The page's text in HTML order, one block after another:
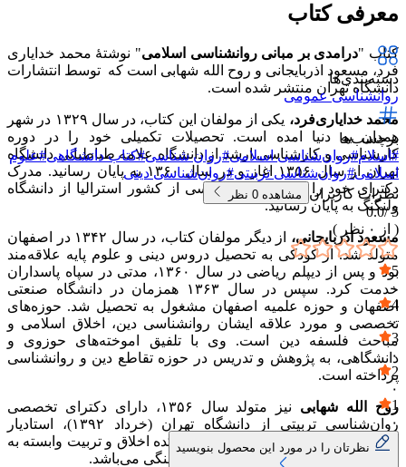
معرفی کتاب
کتاب "درامدی بر مبانی روانشناسی اسلامی" نوشتهٔ محمد خدایاری
فرد، مسعود اذربایجانی و روح الله شهابی است که توسط انتشارات
دانشگاه تهران منتشر شده است.
محمد خدایاری‌فرد،
یکی از مولفان این کتاب، در سال ۱۳۲۹ در شهر
همدان به دنیا امده است. تحصیلات تکمیلی خود را در دوره
کارشناسی و کارشناسی ارشد از دانشگاه علامه طباطبایی دانشگاه
تهران از سال ۱۳۵۶ اغاز و در سال ۱۳۶۰ به پایان رسانید. مدرک
دکترای خود را در رشته رواشناسی از کشور استرالیا از دانشگاه
ولنگنگ به پایان رسانید.
مسعود اذربایجانی،
از دیگر مولفان کتاب، در سال ۱۳۴۲ در اصفهان
متولد شد. از کودکی به تحصیل دروس دینی و علوم پایه علاقه‌مند
بود و پس از دیپلم ریاضی در سال ۱۳۶۰، مدتی در سپاه پاسداران
خدمت کرد. سپس در سال ۱۳۶۳ همزمان در دانشگاه صنعتی
اصفهان و حوزه علمیه اصفهان مشغول به تحصیل شد. حوزه‌های
تخصصی و مورد علاقه ایشان روانشناسی دین، اخلاق اسلامی و
مباحث فلسفه دین است. وی با تلفیق اموخته‌های حوزوی و
دانشگاهی، به پژوهش و تدریس در حوزه تقاطع دین و روانشناسی
پرداخته است.
روح الله شهابی
نیز متولد سال ۱۳۵۶، دارای دکترای تخصصی
روان‌شناسی تربیتی از دانشگاه تهران (خرداد ۱۳۹۲)، استادیار
پژوهشی در گروه روان‌شناسیِ پژوهشکده اخلاق و تربیت وابسته به
پژوهشگاه علوم انسانی و مطالعات فرهنگی می‌باشد.
دسته‌بندی‌ها
روانشناسی عمومی
برچسب‌ها
#اسلام#روان‌شناسی اسلامی#روان شناسی#کتاب دانشگاهی#علوم
اسلامی#روان‌شناسی تربیتی#روان‌شناسی دینی
نظرات کاربران
مشاهده 0 نظر
5 /
0.0
( از
۰ نظر )
5
۰
4
۰
3
۰
2
۰
1
۰
نظرتان را در مورد این محصول بنویسید